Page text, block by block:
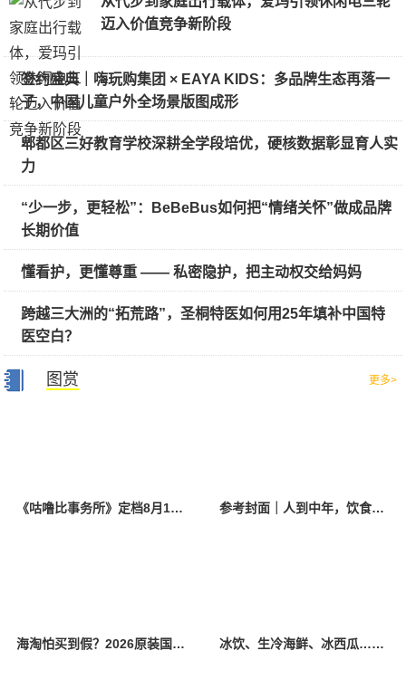
迈入价值竞争新阶段
签约盛典｜嗨玩购集团 × EAYA KIDS：多品牌生态再落一
子，中国儿童户外全场景版图成形
郫都区三好教育学校深耕全学段培优，硬核数据彰显育人实
力
“少一步，更轻松”：BeBeBus如何把“情绪关怀”做成品牌
长期价值
懂看护，更懂尊重 —— 私密隐护，把主动权交给妈妈
跨越三大洲的“拓荒路”，圣桐特医如何用25年填补中国特
医空白？
图赏 更多>
《咕噜比事务所》定档8月10日 聚焦儿童情绪教育助力健康成长 参考封面｜人到中年，饮食该如何调整？
海淘怕买到假？2026原装国产羊奶粉靠谱的正规品牌有哪些？ 冰饮、生冷海鲜、冰西瓜……泉州人夏季“标配”饮食极易引发胃肠炎